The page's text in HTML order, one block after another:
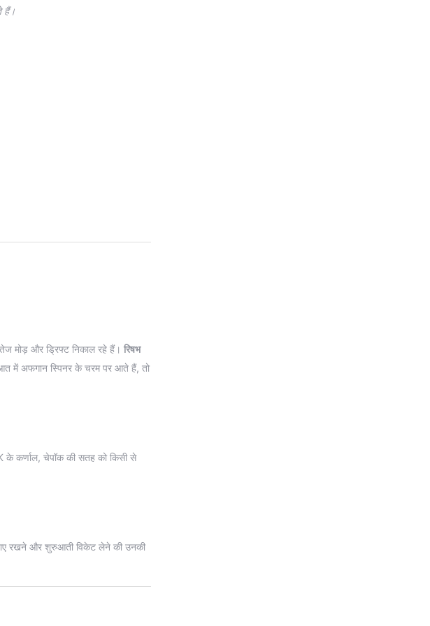
हैं।
मोड़ और ड्रिफ्ट निकाल रहे हैं। रिषभ
में अफगान स्पिनर के चरम पर आते हैं, तो
के कर्णाल, चेपॉक की सतह को किसी से
रखने और शुरुआती विकेट लेने की उनकी